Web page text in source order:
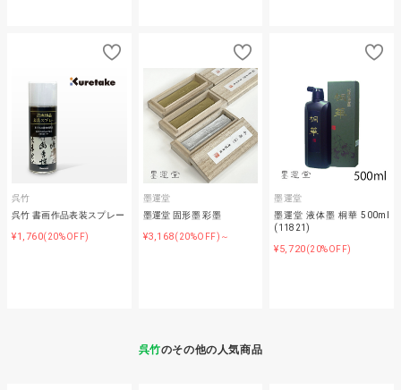
呉竹
呉竹 書画作品表装スプレー
¥1,760(20%OFF)
墨運堂
墨運堂 固形墨 彩墨
¥3,168(20%OFF)～
墨運堂
墨運堂 液体墨 桐華 500ml
(11821)
¥5,720(20%OFF)
呉竹のその他の人気商品